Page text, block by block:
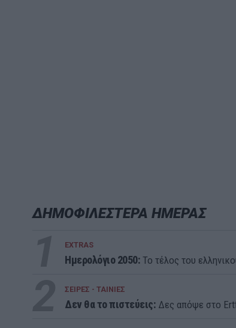
ΔΗΜΟΦΙΛΕΣΤΕΡΑ ΗΜΕΡΑΣ
EXTRAS
Ημερολόγιο 2050: To τέλος του
ΣΕΙΡΕΣ - ΤΑΙΝΙΕΣ
Δεν θα το πιστεύεις: Δες απόψε στο